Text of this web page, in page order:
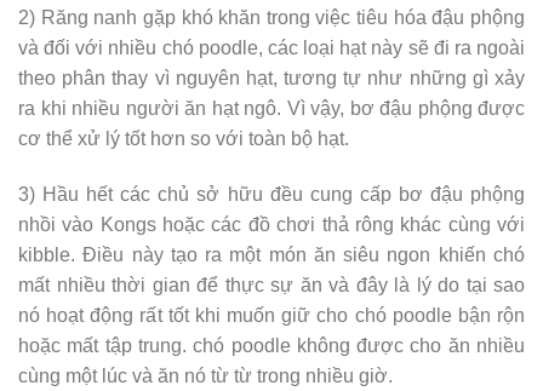
2) Răng nanh gặp khó khăn trong việc tiêu hóa đậu phộng
và đối với nhiều chó poodle, các loại hạt này sẽ đi ra ngoài
theo phân thay vì nguyên hạt, tương tự như những gì xảy
ra khi nhiều người ăn hạt ngô. Vì vậy, bơ đậu phộng được
cơ thể xử lý tốt hơn so với toàn bộ hạt.
3) Hầu hết các chủ sở hữu đều cung cấp bơ đậu phộng
nhồi vào Kongs hoặc các đồ chơi thả rông khác cùng với
kibble. Điều này tạo ra một món ăn siêu ngon khiến chó
mất nhiều thời gian để thực sự ăn và đây là lý do tại sao
nó hoạt động rất tốt khi muốn giữ cho chó poodle bận rộn
hoặc mất tập trung. chó poodle không được cho ăn nhiều
cùng một lúc và ăn nó từ từ trong nhiều giờ.